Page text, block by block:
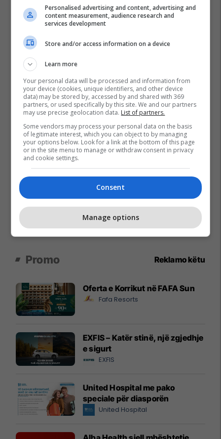
Promo Reklamo këtu
Oferta e Korrikut në FAFA Sun
Fafa Resorts
EXFIS – Katër stinë, një zgjedhje
e sigurt
EXFIS
United Hospital me pako
speciale për diasporën
United Hospital
Personalised advertising and content, advertising and
content measurement, audience research and
services development
Store and/or access information on a device
Learn more
Your personal data will be processed and information from
your device (cookies, unique identifiers, and other device
data) may be stored by, accessed by and shared with 369
partners, or used specifically by this site. We and our partners
may use precise geolocation data. List of partners.
Some vendors may process your personal data on the basis
of legitimate interest, which you can object to by managing
your options below. Look for a link at the bottom of this page
or in the site menu to manage or withdraw consent in privacy
and cookie settings.
Consent
Manage options